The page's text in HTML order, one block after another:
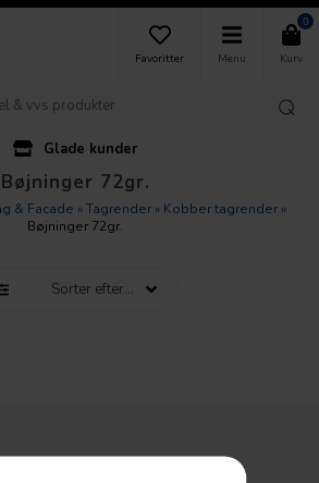
Favoritter Menu
0
Kurv
Glade kunder
Bøjninger 72gr.
& Facade »Tagrender » Kobber tagrender »
Bøjninger 72gr.